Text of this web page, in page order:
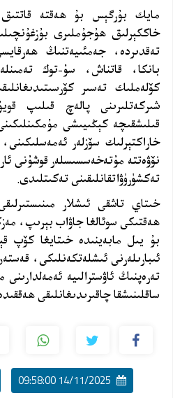
مايك بۇرگېس بۇ ھەقتە قاتتىق
خاككېرلىق ھۇجۇملىرى
تەقدىردە، جەمئىيەتنىڭ
بانكا، قاتناش، سۇ-توك
كۆلەملىك تەسىر
شىركەتلىرىنى پالەچ قىلىپ
قىلىشقىچە كېڭىيىشى
خاراكتېرلىك سۆزلەر
نۆۋەتتە مۇتەخەسسىسلەر قوشۇنى
تەكشۈرۈۋاتقانلىقىنى تەكىتلىدى.
خىتاي تاشقى ئىشلار
ھەقتىكى سوئالغا جاۋاب بېرىپ،
بۇ يىل مابەينىدە خىتايغا كۆپ
ئىبارىلەرنى ئىشلەتكەنلىكى،
تەرەپنىڭ ئاۋسترالىيە
ساقلىنىشقا چاقىرىدىغانلىقى
14/11/2025 09:58:00